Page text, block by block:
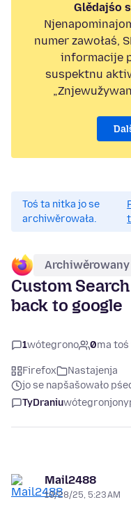
Glědajśo
numer zawołaś,
informacije
suspektnu
Toś ta nitka jo se
archiwěrowała.
Archiwěrowany
Custom
back to google
1wótegrono 0ma
Firefox
Nastajenja
jo se napšašowało
TyDraniuwótegronjony
Mail2488
10/28/25, 5:23 AM